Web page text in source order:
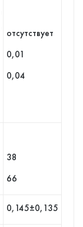
отсутствует
0,01
0,04
38
66
0,145±0,135